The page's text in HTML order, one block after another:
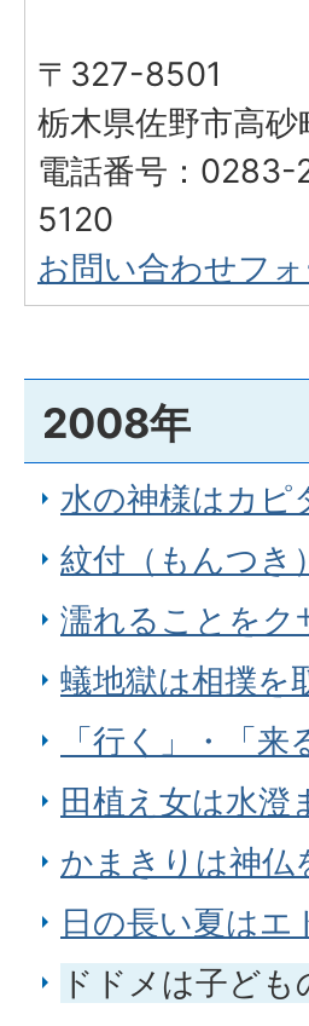
〒327-8501
栃木県佐野市高砂
電話番号：
5120
お問い合わせフ
2008年
水の神様はカピ
紋付（もんつき
濡れることをク
蟻地獄は相撲を
「行く」・「
田植え女は水
かまきりは神仏
日の長い夏は
ドドメは子ど